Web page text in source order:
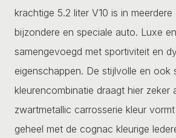
krachtige 5.2 liter V10 is in
bijzondere en speciale auto. Luxe
samengevoegd met sportiviteit en
eigenschappen. De stijlvolle en ook
kleurencombinatie draagt hier zeker
zwartmetallic carrosserie kleur
geheel met de cognac kleurige